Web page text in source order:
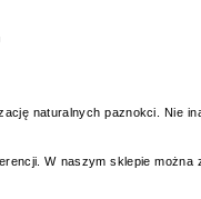
naturalnych paznokci. Nie
W naszym sklepie